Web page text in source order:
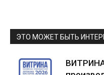
ЭТО МОЖЕТ БЫТЬ